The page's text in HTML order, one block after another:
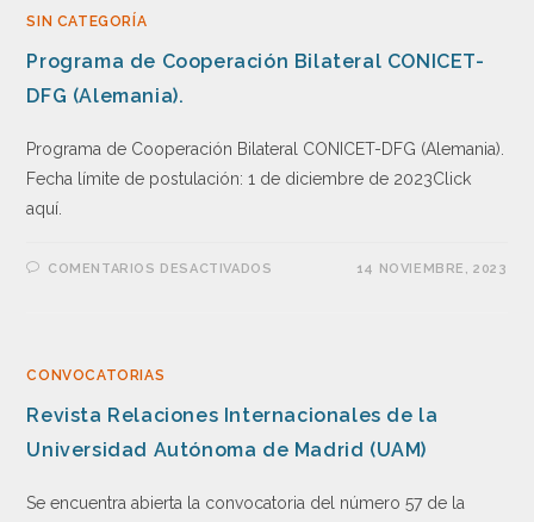
SIN CATEGORÍA
Programa de Cooperación Bilateral CONICET-
DFG (Alemania).
Programa de Cooperación Bilateral CONICET-DFG (Alemania).
Fecha límite de postulación: 1 de diciembre de 2023Click
aquí.
COMENTARIOS DESACTIVADOS 14 NOVIEMBRE, 2023
CONVOCATORIAS
Revista Relaciones Internacionales de la
Universidad Autónoma de Madrid (UAM)
Se encuentra abierta la convocatoria del número 57 de la